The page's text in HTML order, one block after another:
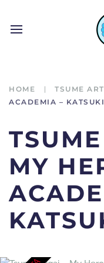
HOME TSUME ART
ACADEMIA –
MY